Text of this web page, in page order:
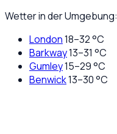
Wetter in der Umgebung:
London18–32°C
Barkway13–31 °C
Gumley15–29°C
Benwick13–30°C